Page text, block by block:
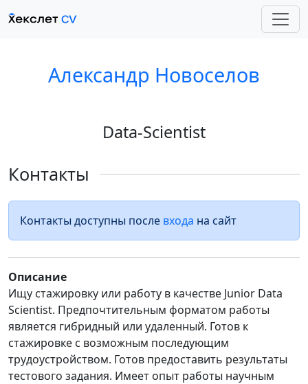
Александр Новоселов
Data-Scientist
Контакты
Контакты доступны после входа на сайт
Описание
Ищу стажировку или работу в качестве Junior Data
Scientist. Предпочтительным форматом работы
является гибридный или удаленный. Готов к
стажировке с возможным последующим
трудоустройством. Готов предоставить результаты
тестового задания. Имеет опыт работы научным